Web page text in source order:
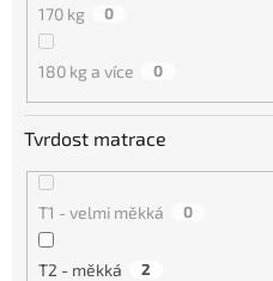
170 kg 0
180 kg a více 0
Tvrdost matrace
T1 - velmi měkká 0
T2 - měkká 2